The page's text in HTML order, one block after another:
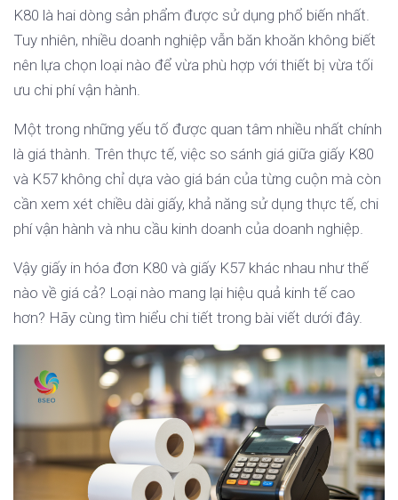
K80 là hai dòng sản phẩm được sử dụng phổ biến nhất.
Tuy nhiên, nhiều doanh nghiệp vẫn băn khoăn không biết
nên lựa chọn loại nào để vừa phù hợp với thiết bị vừa tối
ưu chi phí vận hành.
Một trong những yếu tố được quan tâm nhiều nhất chính
là giá thành. Trên thực tế, việc so sánh giá giữa giấy K80
và K57 không chỉ dựa vào giá bán của từng cuộn mà còn
cần xem xét chiều dài giấy, khả năng sử dụng thực tế, chi
phí vận hành và nhu cầu kinh doanh của doanh nghiệp.
Vậy giấy in hóa đơn K80 và giấy K57 khác nhau như thế
nào về giá cả? Loại nào mang lại hiệu quả kinh tế cao
hơn? Hãy cùng tìm hiểu chi tiết trong bài viết dưới đây.